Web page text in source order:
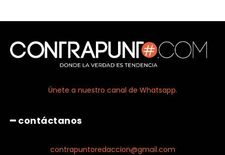
Únete a nuestro canal de Whatsapp.
━ contáctanos
contrapuntoredaccion@gmail.com